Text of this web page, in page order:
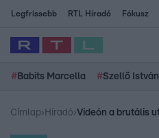
Legfrissebb RTL Híradó Fókusz
# Babits Marcella #Szellő István
Címlap› Híradó›